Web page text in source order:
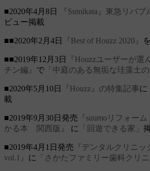
■2020年4月8日 『Sumikata』東急リバブ
ビュー掲載
■■2020年2月4日 『Best of Houzz 2020』
■■2019年12月3日
『Houzzユーザーが選
チン編』 で 「中庭のある無垢な珪藻土の
■2020年5月10日 『Houzz』の特集記事に
載
■2019年9月30日発売 『suumoリフォー
かる本 関西版』
に 「回遊できる家」
■2019年4月1日発売 『デンタルクリニ
vol.1』 に 「さかたファミリー歯科クリニ